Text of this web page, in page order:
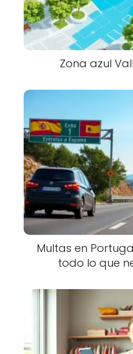
Zona azul
Multas en
todo lo que